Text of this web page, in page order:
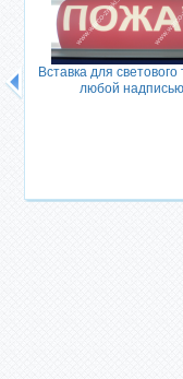
Вставка для светового
любой надписью